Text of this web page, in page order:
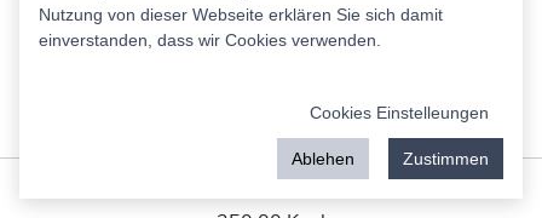
208.00 Kcal
Fett:10.00 g
11.00 g
Nutzung von dieser Webseite erklären Sie sich damit
einverstanden, dass wir Cookies verwenden.
Cookies Einstelleungen
Ablehen Zustimmen